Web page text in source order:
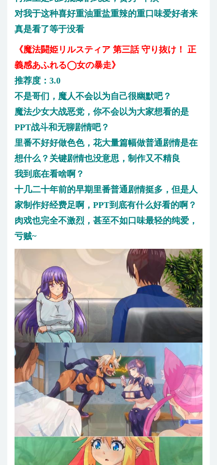
对我于这种喜好重油重盐重辣的重口味爱好者来
真是看了等于没看
《魔法闘姫リルスティア 第三話 守り抜け！ 正
義感あふれる◯女の暴走》
推荐度：3.0
不是哥们，魔人不会以为自己很幽默吧？
魔法少女大战恶党，你不会以为大家想看的是
PPT战斗和无聊剧情吧？
里番不好好做色色，花大量篇幅做普通剧情是在
想什么？关键剧情也没意思，制作又不精良
我到底在看啥啊？
十几二十年前的早期里番普通剧情挺多，但是人
家制作好经费足啊，PPT到底有什么好看的啊？
肉戏也完全不激烈，甚至不如口味最轻的纯爱，
亏贼~